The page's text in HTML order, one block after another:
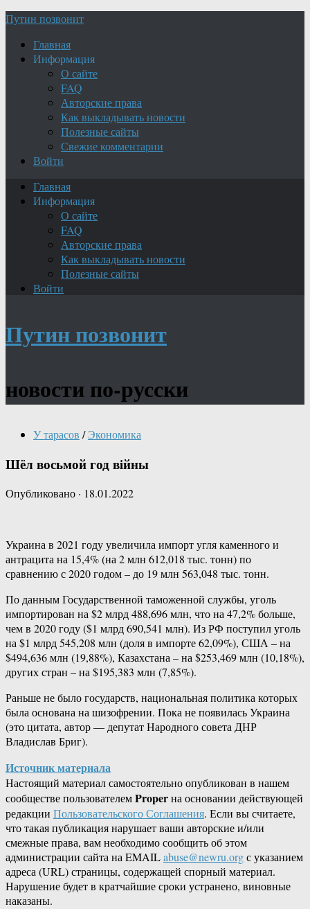
Путин позвонит
Главная
Информация
О сайте
FAQ
Авторские права
Как выкладывать новости
Полезные сайты
Свежие комментарии
Войти
Главная
Информация
О сайте
FAQ
Авторские права
Как выкладывать новости
Полезные сайты
Войти
Путин позвонит
новости по-русски
У тарасов / Экономика
Шёл восьмой год вiйны
Опубликовано · 18.01.2022
Украина в 2021 году увеличила импорт угля каменного и
антрацита на 15,4% (на 2 млн 612,018 тыс. тонн) по
сравнению с 2020 годом – до 19 млн 563,048 тыс. тонн.
По данным Государственной таможенной службы, уголь
импортирован на $2 млрд 488,696 млн, что на 47,2% больше,
чем в 2020 году ($1 млрд 690,541 млн). Из РФ поступил уголь
на $1 млрд 545,208 млн (доля в импорте 62,09%), США – на
$494,636 млн (19,88%), Казахстана – на $253,469 млн (10,18%),
других стран – на $195,383 млн (7,85%).
Раньше не было государств, национальная политика которых
была основана на шизофрении. Пока не появилась Украина
(это цитата, автор — депутат Народного совета ДНР
Владислав Бриг).
Источник материала
Настоящий материал самостоятельно опубликован в нашем
сообществе пользователемProperна основании действующей
редакции Пользовательского Соглашения. Если вы считаете,
что такая публикация нарушает ваши авторские и/или
смежные права, вам необходимо сообщить об этом
администрации сайта на EMAILabuse@newru.orgс указанием
адреса (URL) страницы, содержащей спорный материал.
Нарушение будет в кратчайшие сроки устранено, виновные
наказаны.